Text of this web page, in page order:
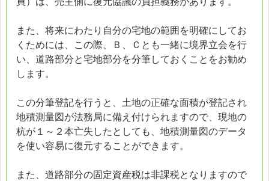
また、将来にわたり自分の宅地の範囲を明確にしてお
くためには、この際、Ｂ、Ｃとも一緒に境界立会を行
い、道路部分と宅地部分を分筆しておくことをお勧め
します。
この分筆登記を行うと、土地の正確な面積が登記され
地積測量図が法務局に備え付けられますので、現地の
杭が１～２本亡失したとしても、地積測量図のデータ
を使い容易に復元することができます。
また、道路部分の固定資産税は非課税となりますので